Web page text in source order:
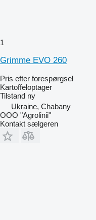
1
Grimme EVO 260
Pris efter forespørgsel
Kartoffeloptager
Tilstand ny
Ukraine, Chabany
OOO "Agrolinii"
Kontakt sælgeren